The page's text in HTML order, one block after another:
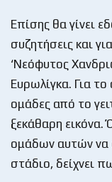
Επίσης θα γίνει
συζητήσεις και
‘Νεόφυτος
Ευρωλίγκα. Για
ομάδες από το
ξεκάθαρη
ομάδων αυτών να
στάδιο, δείχνει